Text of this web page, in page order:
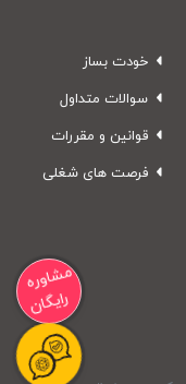
خودت بساز
سوالات متداول
قوانین و مقررات
فرصت های شغلی
مشاوره
رایگان